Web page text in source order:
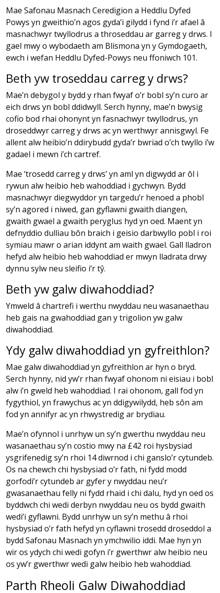
Mae Safonau Masnach Ceredigion a Heddlu Dyfed
Powys yn gweithio’n agos gyda’i gilydd i fynd i’r afael â
masnachwyr twyllodrus a throseddau ar garreg y drws. I
gael mwy o wybodaeth am Blismona yn y Gymdogaeth,
ewch i wefan Heddlu Dyfed-Powys neu ffoniwch 101.
Beth yw troseddau carreg y drws?
Mae’n debygol y bydd y rhan fwyaf o’r bobl sy’n curo ar
eich drws yn bobl ddidwyll. Serch hynny, mae’n bwysig
cofio bod rhai ohonynt yn fasnachwyr twyllodrus, yn
droseddwyr carreg y drws ac yn werthwyr annisgwyl. Fe
allent alw heibio’n ddirybudd gyda’r bwriad o’ch twyllo i’w
gadael i mewn i’ch cartref.
Mae ‘trosedd carreg y drws’ yn aml yn digwydd ar ôl i
rywun alw heibio heb wahoddiad i gychwyn. Bydd
masnachwyr diegwyddor yn targedu’r henoed a phobl
sy’n agored i niwed, gan gyflawni gwaith diangen,
gwaith gwael a gwaith peryglus hyd yn oed. Maent yn
defnyddio dulliau bôn braich i geisio darbwyllo pobl i roi
symiau mawr o arian iddynt am waith gwael. Gall lladron
hefyd alw heibio heb wahoddiad er mwyn lladrata drwy
dynnu sylw neu sleifio i’r tŷ.
Beth yw galw diwahoddiad?
Ymweld â chartrefi i werthu nwyddau neu wasanaethau
heb gais na gwahoddiad gan y trigolion yw galw
diwahoddiad.
Ydy galw diwahoddiad yn gyfreithlon?
Mae galw diwahoddiad yn gyfreithlon ar hyn o bryd.
Serch hynny, nid yw’r rhan fwyaf ohonom ni eisiau i bobl
alw i’n gweld heb wahoddiad. I rai ohonom, gall fod yn
fygythiol, yn frawychus ac yn ddigywilydd, heb sôn am
fod yn annifyr ac yn rhwystredig ar brydiau.
Mae’n ofynnol i unrhyw un sy’n gwerthu nwyddau neu
wasanaethau sy’n costio mwy na £42 roi hysbysiad
ysgrifenedig sy’n rhoi 14 diwrnod i chi ganslo’r cytundeb.
Os na chewch chi hysbysiad o’r fath, ni fydd modd
gorfodi’r cytundeb ar gyfer y nwyddau neu’r
gwasanaethau felly ni fydd rhaid i chi dalu, hyd yn oed os
byddwch chi wedi derbyn nwyddau neu os bydd gwaith
wedi’i gyflawni. Bydd unrhyw un sy’n methu â rhoi
hysbysiad o’r fath hefyd yn cyflawni trosedd droseddol a
bydd Safonau Masnach yn ymchwilio iddi. Mae hyn yn
wir os ydych chi wedi gofyn i’r gwerthwr alw heibio neu
os yw’r gwerthwr wedi galw heibio heb wahoddiad.
Parth Rheoli Galw Diwahoddiad